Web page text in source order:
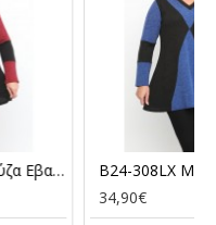
B24-308LX Μπλούζα Εβαζέ Πλεκτή - Μπλε Ρουά